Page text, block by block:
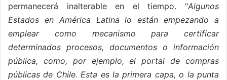
permanecerá inalterable en el tiempo. "Algunos
Estados en América Latina lo están empezando a
emplear como mecanismo para certificar
determinados procesos, documentos o información
pública, como, por ejemplo, el portal de compras
públicas de Chile. Esta es la primera capa, o la punta